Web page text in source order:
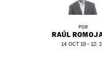
POR
RAÚL
14 OCT 19 - 12: